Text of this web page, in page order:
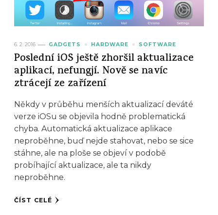
6. 2. 2016 GADGETS HARDWARE SOFTWARE
Poslední iOS ještě zhoršil aktualizace
aplikací, nefungjí. Nově se navíc
ztrácejí ze zařízení
Někdy v průběhu menších aktualizací deváté
verze iOSu se objevila hodně problematická
chyba. Automatická aktualizace aplikace
neproběhne, buď nejde stahovat, nebo se sice
stáhne, ale na ploše se objeví v podobě
probíhající aktualizace, ale ta nikdy
neproběhne.
ČÍST CELÉ